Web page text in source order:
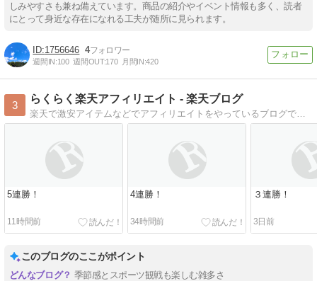
しみやすさも兼ね備えています。商品の紹介やイベント情報も多く、読者
にとって身近な存在になれる工夫が随所に見られます。
1756646 4
週間IN:100 週間OUT:170 月間IN:420
3
らくらく楽天アフィリエイト - 楽天ブログ
楽天で激安アイテムなどでアフィリエイトをやっているブログです。 送料無料のワンピース・チュニックなど、その日のお買い得情報を毎日更新しています。
5連勝！
11時間前
4連勝！
34時間前
３連勝！
3日前
このブログのここがポイント
季節感とスポーツ観戦も楽しむ雑多さ